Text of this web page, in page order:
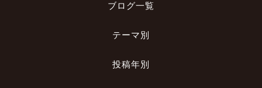
ブログ一覧
テーマ別
投稿年別